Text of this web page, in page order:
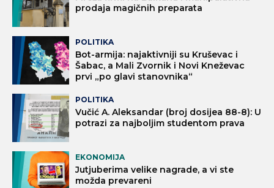
prodaja magičnih preparata
POLITIKA
Bot-armija: najaktivniji su Kruševac i
Šabac, a Mali Zvornik i Novi Kneževac
prvi „po glavi stanovnika“
POLITIKA
Vučić A. Aleksandar (broj dosijea 88-8): U
potrazi za najboljim studentom prava
EKONOMIJA
Jutjuberima velike nagrade, a vi ste
možda prevareni